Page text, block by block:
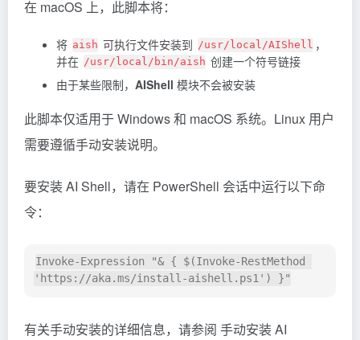
在 macOS 上，此脚本将：
将 aish 可执行文件安装到 /usr/local/AIShell ，
并在 /usr/local/bin/aish 创建一个符号链接
由于某些限制， AIShell 模块不会被安装
此脚本仅适用于 Windows 和 macOS 系统。Linux 用户
需要遵循手动安装说明。
要安装 AI Shell，请在 PowerShell 会话中运行以下命
令：
Invoke-Expression "& { $(Invoke-RestMethod
有关手动安装的详细信息，请参阅 手动安装 AI